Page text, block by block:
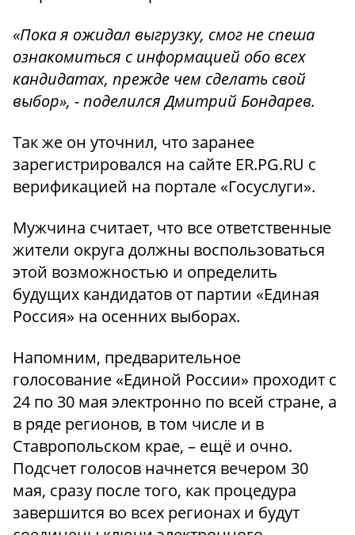
«Пока я ожидал выгрузку, смог не спеша
ознакомиться с информацией обо всех
кандидатах, прежде чем сделать свой
выбор», - поделился Дмитрий Бондарев.
Так же он уточнил, что заранее
зарегистрировался на сайте ER.PG.RU с
верификацией на портале «Госуслуги».
Мужчина считает, что все ответственные
жители округа должны воспользоваться
этой возможностью и определить
будущих кандидатов от партии «Единая
Россия» на осенних выборах.
Напомним, предварительное
голосование «Единой России» проходит с
24 по 30 мая электронно по всей стране, а
в ряде регионов, в том числе и в
Ставропольском крае, – ещё и очно.
Подсчет голосов начнется вечером 30
мая, сразу после того, как процедура
завершится во всех регионах и будут